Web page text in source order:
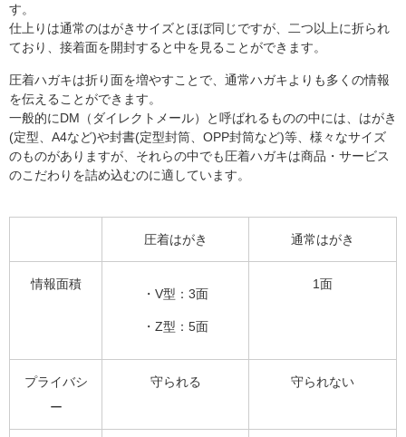
す。
仕上りは通常のはがきサイズとほぼ同じですが、二つ以上に折られ
ており、接着面を開封すると中を見ることができます。
圧着ハガキは折り面を増やすことで、通常ハガキよりも多くの情報
を伝えることができます。
一般的にDM（ダイレクトメール）と呼ばれるものの中には、はがき
(定型、A4など)や封書(定型封筒、OPP封筒など)等、様々なサイズ
のものがありますが、それらの中でも圧着ハガキは商品・サービス
のこだわりを詰め込むのに適しています。
圧着はがき 通常はがき
情報面積
・V型：3面
・Z型：5面
1面
プライバシ
ー
守られる 守られない